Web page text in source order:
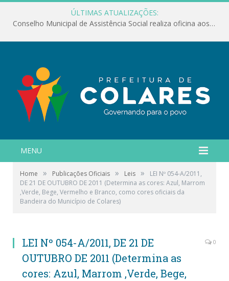
ÚLTIMAS ATUALIZAÇÕES:
Conselho Municipal de Assistência Social realiza oficina aos servidores
MENU
Home » Publicações Oficiais » Leis »
LEI Nº 054-A/2011,
DE 21 DE OUTUBRO DE 2011 (Determina as cores: Azul, Marrom
,Verde, Bege, Vermelho e Branco, como cores oficiais da
Bandeira do Município de Colares)
LEI Nº 054-A/2011, DE 21 DE
OUTUBRO DE 2011 (Determina as
cores: Azul, Marrom ,Verde, Bege,
0